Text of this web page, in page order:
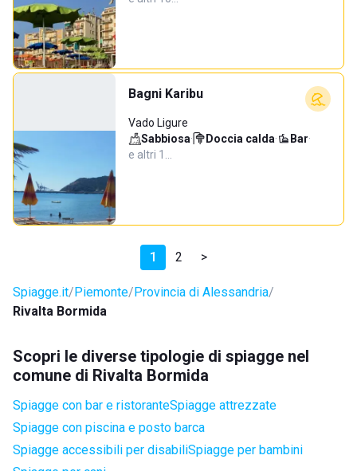
Bagni Karibu
Vado Ligure
Sabbiosa· Doccia calda· Bar·
e altri 1…
1 2 >
Spiagge.it Piemonte Provincia di Alessandria
Rivalta Bormida
Scopri le diverse tipologie di spiagge nel
comune di Rivalta Bormida
Spiagge con bar e ristoranteSpiagge attrezzate
Spiagge con piscina e posto barca
Spiagge accessibili per disabiliSpiagge per bambini